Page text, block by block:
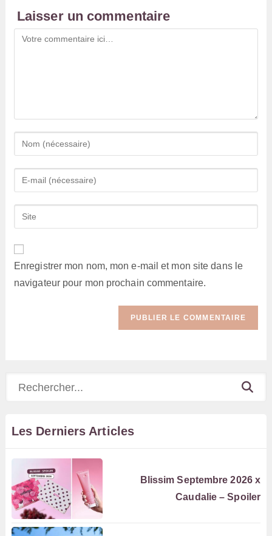
Laisser un commentaire
Comment
Enter
your
name
comment
Enter
your
email
address
Saisir
l’URL
votre
site
(facultatif)
Enregistrer mon nom, mon e-mail et mon site dans le
navigateur pour mon prochain commentaire.
Les Derniers Articles
Blissim Septembre 2026 x
Caudalie – Spoiler